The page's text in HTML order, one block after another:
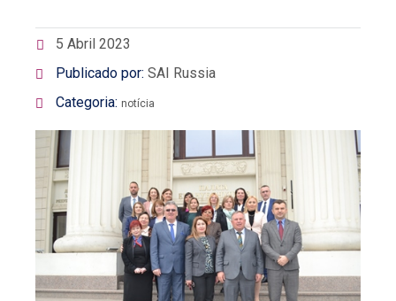
5 Abril 2023
Publicado por: SAI Russia
Categoria: notícia